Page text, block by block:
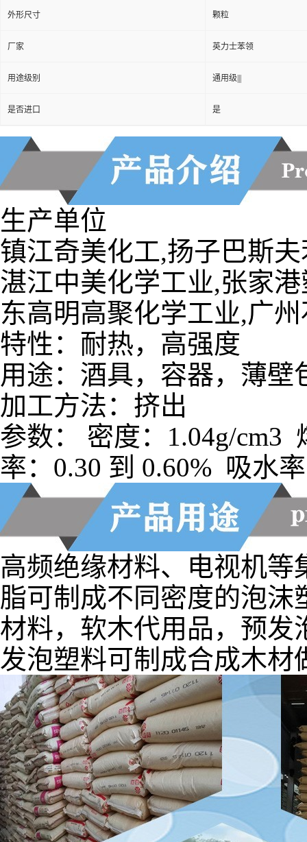
外形尺寸 颗粒
厂家 英力士苯领
用途级别 通用级|||
是否进口 是
生产单位
镇江奇美化工,扬子巴斯
湛江中美化学工业,张家
东高明高聚化学工业,广
特性：耐热，高强度
用途：酒具，容器，薄壁
加工方法：挤出
参数： 密度：1.04g/cm3
率：0.30 到 0.60% 吸水
高频绝缘材料、电视机
脂可制成不同密度的泡
材料，软木代用品，预发
发泡塑料可制成合成木材